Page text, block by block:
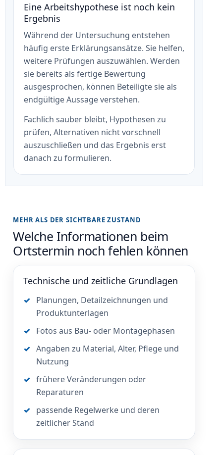
Eine Arbeitshypothese ist noch kein
Ergebnis
Während der Untersuchung entstehen
häufig erste Erklärungsansätze. Sie helfen,
weitere Prüfungen auszuwählen. Werden
sie bereits als fertige Bewertung
ausgesprochen, können Beteiligte sie als
endgültige Aussage verstehen.
Fachlich sauber bleibt, Hypothesen zu
prüfen, Alternativen nicht vorschnell
auszuschließen und das Ergebnis erst
danach zu formulieren.
MEHR ALS DER SICHTBARE ZUSTAND
Welche Informationen beim
Ortstermin noch fehlen können
Technische und zeitliche Grundlagen
Planungen, Detailzeichnungen und
Produktunterlagen
Fotos aus Bau- oder Montagephasen
Angaben zu Material, Alter, Pflege und
Nutzung
frühere Veränderungen oder
Reparaturen
passende Regelwerke und deren
zeitlicher Stand